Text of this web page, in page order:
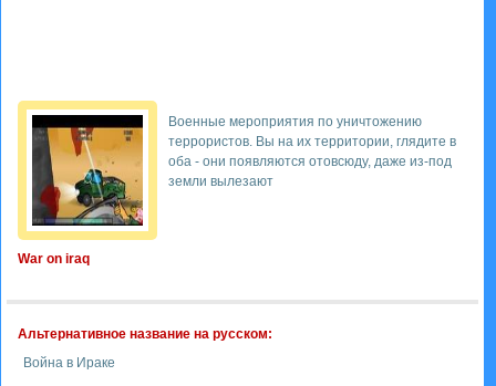
War on iraq
Военные мероприятия по уничтожению
террористов. Вы на их территории, глядите в
оба - они появляются отовсюду, даже из-под
земли вылезают
Альтернативное название на русском:
Война в Ираке